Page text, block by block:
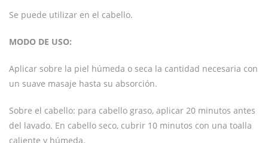
Se puede utilizar en el cabello.
MODO DE USO:
Aplicar sobre la piel húmeda o seca la cantidad necesaria con
un suave masaje hasta su absorción.
Sobre el cabello: para cabello graso, aplicar 20 minutos antes
del lavado. En cabello seco, cubrir 10 minutos con una toalla
caliente y húmeda.